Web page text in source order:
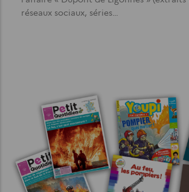
réseaux sociaux, séries…